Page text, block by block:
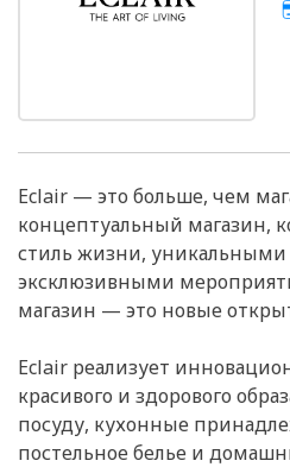
Eclair — это больше, чем
концептуальный магазин,
стиль жизни,
эксклюзивными
магазин — это новые
Eclair реализует
красивого и здорового
посуду, кухонные
постельное белье и